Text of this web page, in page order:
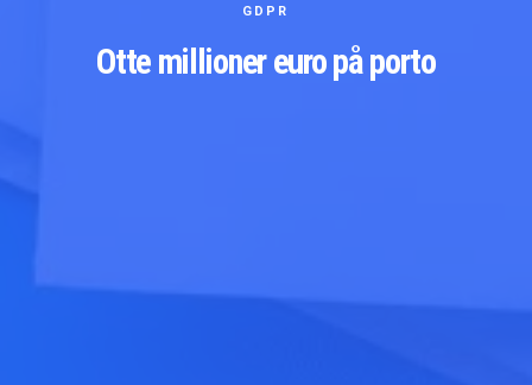
GDPR
Otte millioner euro på porto